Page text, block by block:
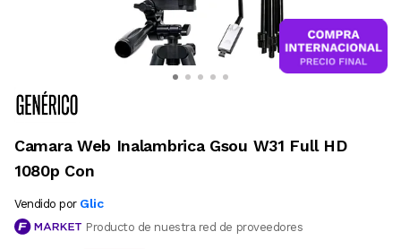
Camara Web Inalambrica Gsou W31 Full HD
1080p Con
Vendido por Glic
Producto de nuestra red de proveedores